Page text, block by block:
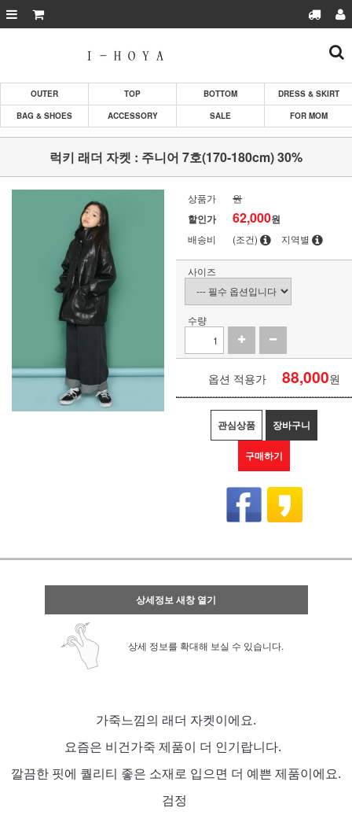
OUTER TOP BOTTOM
DRESS & SKIRT
BAG & SHOES
ACCESSORY SALE FOR MOM
럭키 래더 자켓 : 주니어 7호(170-180cm) 30%
상품가 원
할인가 62,000원
배송비 (조건) 지역별
사이즈
수량
옵션 적용가 88,000원
관심상품 장바구니
구매하기
상세정보 새창 열기
상세 정보를 확대해 보실 수 있습니다.
가죽느낌의 래더 자켓이에요.
요즘은 비건가죽 제품이 더 인기랍니다.
깔끔한 핏에 퀄리티 좋은 소재로 입으면 더 예쁜 제품이에요.
검정